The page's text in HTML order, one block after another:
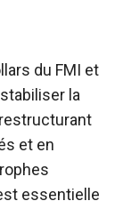
du FMI et
la
et en
essentielle